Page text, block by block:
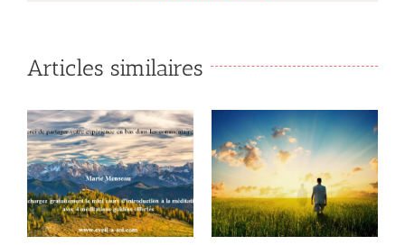
Articles similaires